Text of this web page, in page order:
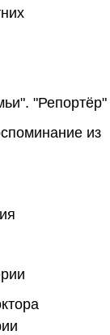
"Репортёр"
из